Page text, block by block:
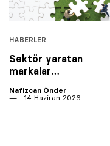
HABERLER
Sektör yaratan
markalar…
Nafizcan Önder
14 Haziran 2026